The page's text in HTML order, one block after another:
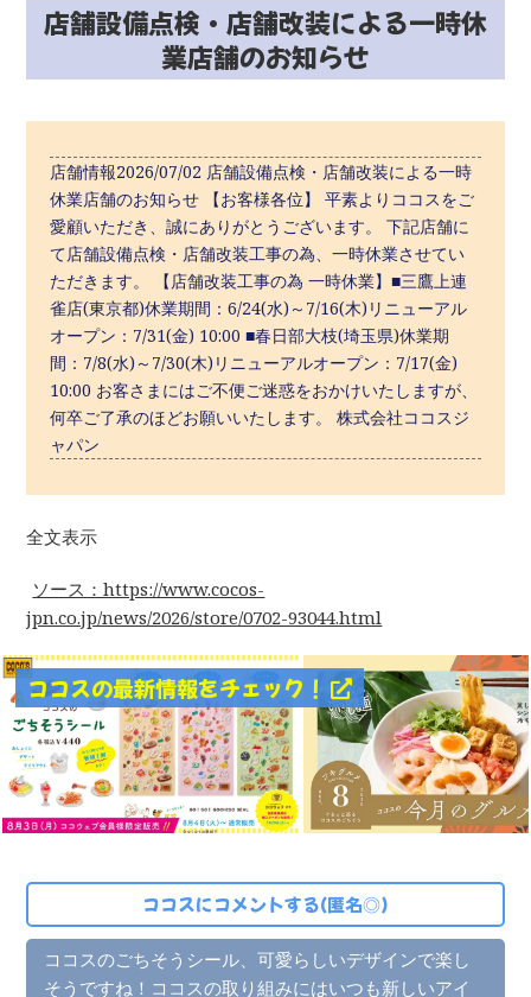
店舗設備点検・店舗改装による一時休
業店舗のお知らせ
店舗情報2026/07/02 店舗設備点検・店舗改装による一時
休業店舗のお知らせ 【お客様各位】 平素よりココスをご
愛顧いただき、誠にありがとうございます。 下記店舗に
て店舗設備点検・店舗改装工事の為、一時休業させてい
ただきます。 【店舗改装工事の為 一時休業】■三鷹上連
雀店(東京都)休業期間：6/24(水)～7/16(木)リニューアル
オープン：7/31(金) 10:00 ■春日部大枝(埼玉県)休業期
間：7/8(水)～7/30(木)リニューアルオープン：7/17(金)
10:00 お客さまにはご不便ご迷惑をおかけいたしますが、
何卒ご了承のほどお願いいたします。 株式会社ココスジ
ャパン
全文表示
ソース：https://www.cocos-
jpn.co.jp/news/2026/store/0702-93044.html
ココスの最新情報をチェック！
ココスにコメントする(匿名◎)
ココスのごちそうシール、可愛らしいデザインで楽し
そうですね！ココスの取り組みにはいつも新しいアイ